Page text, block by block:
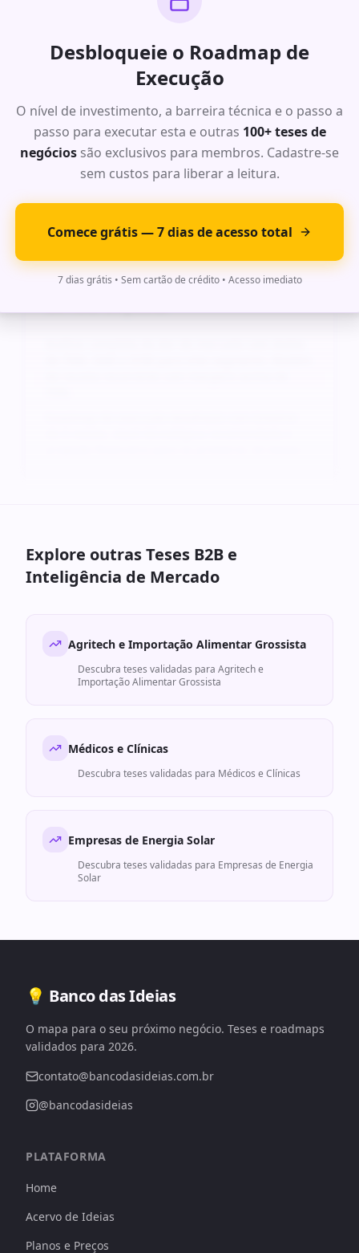
de Alto Impacto
de TAM, SAM e SOM para este segmento. Modelo
de receita recorrente com margens acima de
70%.
Roadmap de execução detalhado com timeline
projeção financeira para os primeiros 24 meses.
Ideia Exclusiva #6: Oportunidade
Desbloqueie o Roadmap de
Execução
O nível de investimento, a barreira técnica e o passo a
passo para executar esta e outras 100+ teses de
negócios são exclusivos para membros. Cadastre-se
sem custos para liberar a leitura.
Comece grátis — 7 dias de acesso total
7 dias grátis • Sem cartão de crédito • Acesso imediato
Explore outras Teses B2B e
Inteligência de Mercado
Agritech e Importação Alimentar Grossista
Descubra teses validadas para Agritech e
Importação Alimentar Grossista
Médicos e Clínicas
Descubra teses validadas para Médicos e Clínicas
Empresas de Energia Solar
Descubra teses validadas para Empresas de Energia
Solar
💡 Banco das Ideias
O mapa para o seu próximo negócio. Teses e roadmaps
validados para 2026.
contato@bancodasideias.com.br
@bancodasideias
PLATAFORMA
Home
Acervo de Ideias
Planos e Preços